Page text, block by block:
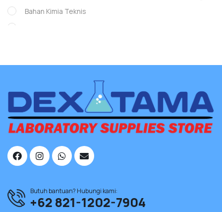
Bahan Kimia Teknis
whatman
Chanel mascara
Lady Dior mascara
Maybellin face power
Butuh bantuan? Hubungi kami:
+62 821-1202-7904